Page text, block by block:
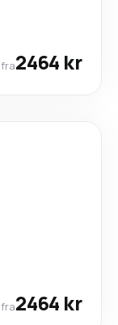
fra2464 kr
fra2464 kr